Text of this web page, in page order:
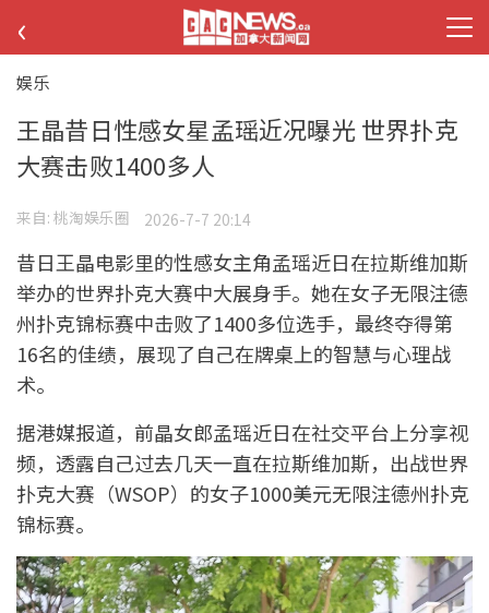
‹
娱乐
王晶昔日性感女星孟瑶近况曝光 世界扑克
大赛击败1400多人
来自: 桃淘娱乐圈 2026-7-7 20:14
昔日王晶电影里的性感女主角孟瑶近日在拉斯维加斯
举办的世界扑克大赛中大展身手。她在女子无限注德
州扑克锦标赛中击败了1400多位选手，最终夺得第
16名的佳绩，展现了自己在牌桌上的智慧与心理战
术。
据港媒报道，前晶女郎孟瑶近日在社交平台上分享视
频，透露自己过去几天一直在拉斯维加斯，出战世界
扑克大赛（WSOP）的女子1000美元无限注德州扑克
锦标赛。